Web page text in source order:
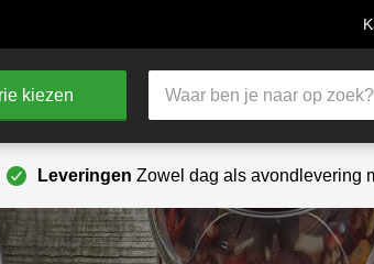
kiezen
Producten
zoeken
Leveringen Zowel dag als avondlevering